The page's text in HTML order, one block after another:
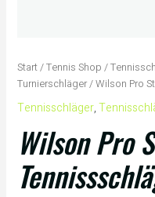
Start/Tennis Shop /
Turnierschläger/ Wilson Pro
Tennisschläger,
Wilson Pro